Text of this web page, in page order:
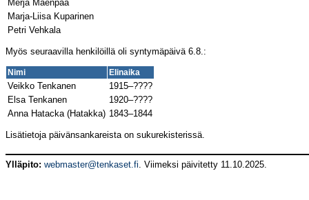
Merja Mäenpää
Marja-Liisa Kuparinen
Petri Vehkala
Myös seuraavilla henkilöillä oli syntymäpäivä 6.8.:
Nimi Elinaika
Veikko Tenkanen
1915–????
Elsa Tenkanen
1920–????
Anna Hatacka (Hatakka) 1843–1844
Lisätietoja päivänsankareista on sukurekisterissä.
Ylläpito: webmaster@tenkaset.fi. Viimeksi päivitetty 11.10.2025.